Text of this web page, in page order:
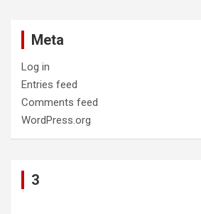
Meta
Log in
Entries feed
Comments feed
WordPress.org
3